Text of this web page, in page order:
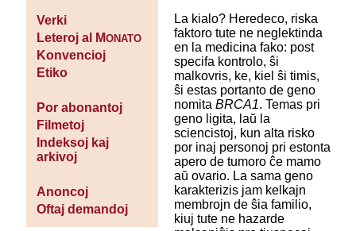
Verki
Leteroj al MONATO
Konvencioj
Etiko
Por abonantoj
Filmetoj
Indeksoj kaj
arkivoj
Anoncoj
Oftaj demandoj
La kialo? Heredeco, riska
faktoro tute ne neglektinda
en la medicina fako: post
specifa kontrolo, ŝi
malkovris, ke, kiel ŝi timis,
ŝi estas portanto de geno
nomita BRCA1. Temas pri
geno ligita, laŭ la
sciencistoj, kun alta risko
por inaj personoj pri estonta
apero de tumoro ĉe mamo
aŭ ovario. La sama geno
karakterizis jam kelkajn
membrojn de ŝia familio,
kiuj tute ne hazarde